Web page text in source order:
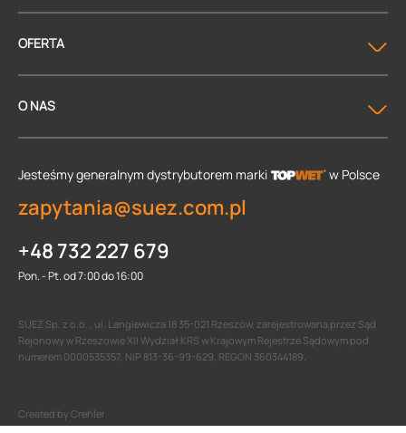
OFERTA
O NAS
Jesteśmy generalnym dystrybutorem marki w Polsce
zapytania@suez.com.pl
+48 732 227 679
Pon. - Pt. od 7:00 do 16:00
SUEZ Sp. z o.o. , ul. Langiewicza 18 35-021 Rzeszów, zarejestrowana przez Sąd
Rejonowy w Rzeszowie XII Wydział KRS w Krajowym Rejestrze Sądowym pod
numerem 0000535357, NIP 813-36-99-629, REGON 360344189.
Created by Crehler